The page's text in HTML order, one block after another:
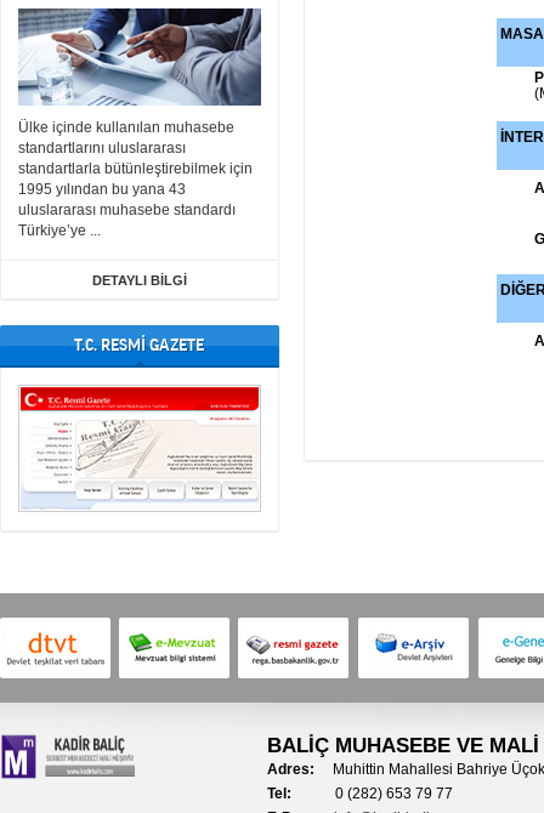
Ülke içinde kullanılan muhasebe
standartlarını uluslararası
standartlarla bütünleştirebilmek için
1995 yılından bu yana 43
uluslararası muhasebe standardı
Türkiye’ye ...
DETAYLI BİLGİ
T.C. RESMİ GAZETE
BALİÇ MUHASEBE VE
Adres: Muhittin Mahallesi Bahriye
Tel:
0 (282) 653 79 77